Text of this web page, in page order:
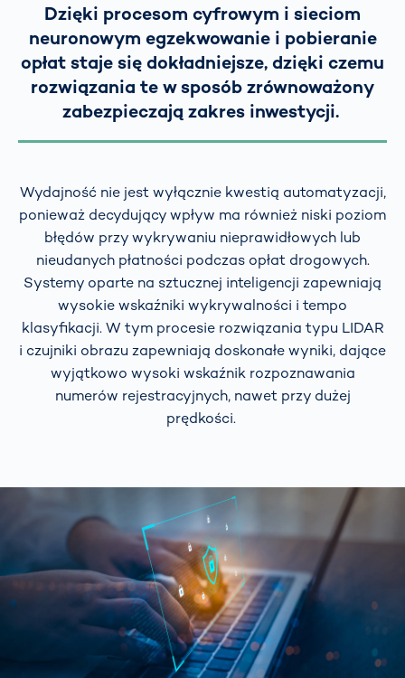
Dzięki procesom cyfrowym i sieciom
neuronowym egzekwowanie i pobieranie
opłat staje się dokładniejsze, dzięki czemu
rozwiązania te w sposób zrównoważony
zabezpieczają zakres inwestycji.
Wydajność nie jest wyłącznie kwestią automatyzacji,
ponieważ decydujący wpływ ma również niski poziom
błędów przy wykrywaniu nieprawidłowych lub
nieudanych płatności podczas opłat drogowych.
Systemy oparte na sztucznej inteligencji zapewniają
wysokie wskaźniki wykrywalności i tempo
klasyfikacji. W tym procesie rozwiązania typu LIDAR
i czujniki obrazu zapewniają doskonałe wyniki, dające
wyjątkowo wysoki wskaźnik rozpoznawania
numerów rejestracyjnych, nawet przy dużej
prędkości.